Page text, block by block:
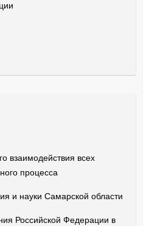
взаимодействия всех
процесса
и науки Самарской области
Российской Федерации в